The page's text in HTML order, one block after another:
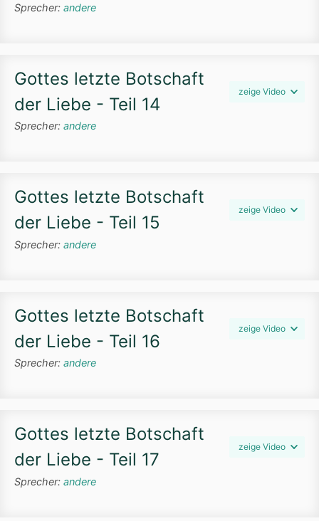
Sprecher: andere
Gottes letzte Botschaft
der Liebe - Teil 14
zeige Video
Sprecher: andere
Gottes letzte Botschaft
der Liebe - Teil 15
zeige Video
Sprecher: andere
Gottes letzte Botschaft
der Liebe - Teil 16
zeige Video
Sprecher: andere
Gottes letzte Botschaft
der Liebe - Teil 17
zeige Video
Sprecher: andere